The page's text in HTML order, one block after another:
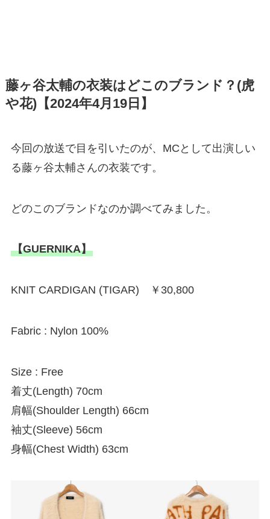
藤ヶ谷太輔の衣装はどこのブランド？(虎
や花)【2024年4月19日】
今回の放送で目を引いたのが、MCとして出演しい
る藤ヶ谷太輔さんの衣装です。
どのこのブランドなのか調べてみました。
【GUERNIKA】
KNIT CARDIGAN (TIGAR) ￥30,800
Fabric : Nylon 100%
Size : Free
着丈(Length) 70cm
肩幅(Shoulder Length) 66cm
袖丈(Sleeve) 56cm
身幅(Chest Width) 63cm